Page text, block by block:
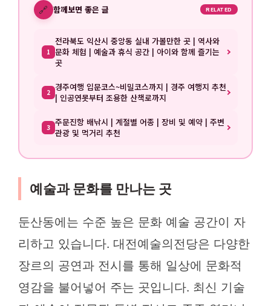
🔗 함께보면 좋은 글 RELATED
1
전라북도 익산시 중앙동 실내 가볼만한 곳 | 역사와
문화 체험 | 예술과 휴식 공간 | 아이와 함께 즐기는
곳
2 경주여행 입문코스~비밀코스까지 | 경주 여행지 추천
| 인공연못부터 조용한 산책로까지
3 주문진항 배낚시 | 계절별 어종 | 장비 및 예약 | 주변
관광 및 먹거리 추천
예술과 문화를 만나는 곳
둔산동에는 수준 높은 문화 예술 공간이 자
리하고 있습니다. 대전예술의전당은 다양한
장르의 공연과 전시를 통해 일상에 문화적
영감을 불어넣어 주는 곳입니다. 최신 기술